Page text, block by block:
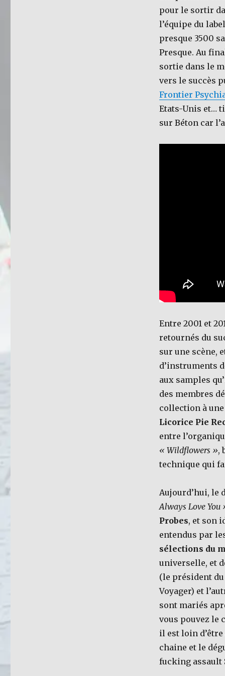
pour le sortir
l’équipe du
presque 3500
Presque. Au
sortie dans le
vers le succès
Frontier
Etats-Unis et…
sur Béton car
Entre 2001 et
retournés du
sur une scène,
d’instruments
aux samples
des membres
collection à
Licorice Pie
entre
« Wildflowers »,
technique qui
Aujourd’hui, le
Always Love You
Probes, et son
entendus par
sélections du
universelle, et
(le président
Voyager) et
sont mariés
vous pouvez le
il est loin
chaine et le
fucking assault